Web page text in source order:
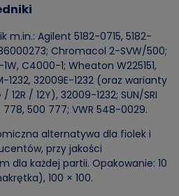
m.in.: Agilent 5182-0715, 5182-
Chromacol 2-SVW/500;
C4000-1; Wheaton W225151,
1232, 32009E-1232 (oraz warianty
12R / 12Y), 32009-1232; SUN/SRI
500 777; VWR 548-0029.
alternatywa dla fiolek i
przy jakości
dla każdej partii. Opakowanie: 10
100 × 100.